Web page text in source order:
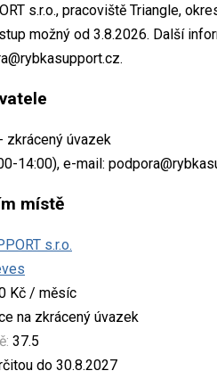
s.r.o., pracoviště Triangle,
možný od 3.8.2026. Další
zkrácený úvazek
14:00), e-mail:
místě
s.r.o.
Kč / měsíc
na zkrácený úvazek
37.5
do 30.8.2027